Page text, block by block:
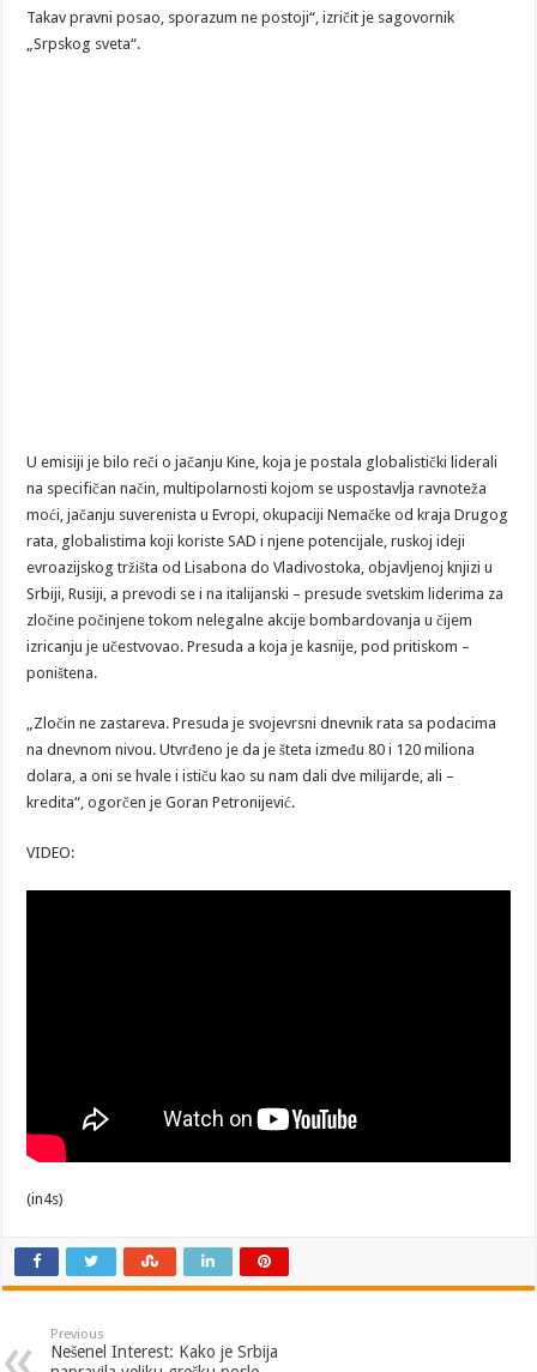
Takav pravni posao, sporazum ne postoji“, izričit je sagovornik
„Srpskog sveta“.
U emisiji je bilo reči o jačanju Kine, koja je postala globalistički liderali
na specifičan način, multipolarnosti kojom se uspostavlja ravnoteža
moći, jačanju suverenista u Evropi, okupaciji Nemačke od kraja Drugog
rata, globalistima koji koriste SAD i njene potencijale, ruskoj ideji
evroazijskog tržišta od Lisabona do Vladivostoka, objavljenoj knjizi u
Srbiji, Rusiji, a prevodi se i na italijanski – presude svetskim liderima za
zločine počinjene tokom nelegalne akcije bombardovanja u čijem
izricanju je učestvovao. Presuda a koja je kasnije, pod pritiskom –
poništena.
„Zločin ne zastareva. Presuda je svojevrsni dnevnik rata sa podacima
na dnevnom nivou. Utvrđeno je da je šteta između 80 i 120 miliona
dolara, a oni se hvale i ističu kao su nam dali dve milijarde, ali –
kredita“, ogorčen je Goran Petronijević.
VIDEO:
(in4s)
Previous
Nešenel Interest: Kako je Srbija